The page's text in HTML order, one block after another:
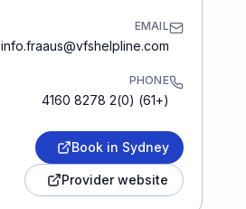
EMAIL
info.fraaus@vfshelpline.com
PHONE
(+61) (0)2 8278 4160
Book in Sydney
Provider website